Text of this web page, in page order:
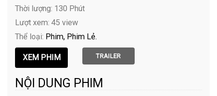
Thời lượng: 130 Phút
Lượt xem: 45 view
Thể loại: Phim Phim Lẻ
TRAILER
NỘI DUNG PHIM